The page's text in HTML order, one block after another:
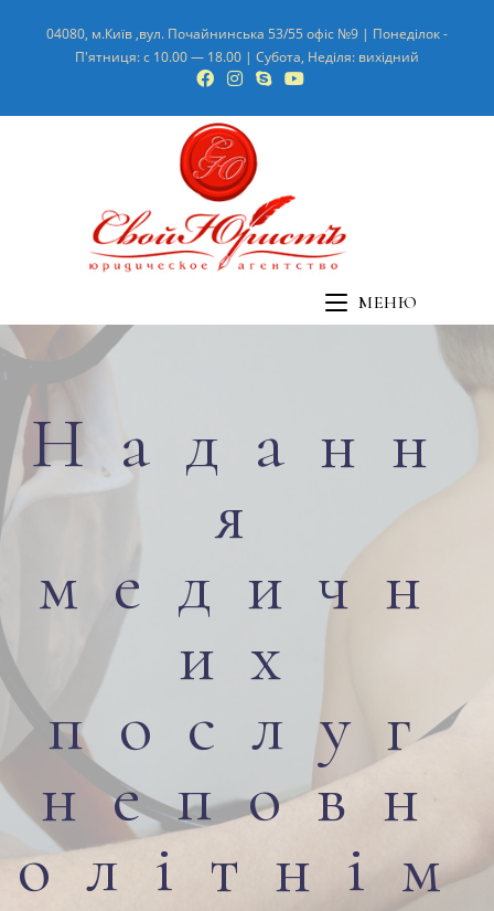
04080, м.Київ ,вул. Почайнинська 53/55 офіс №9 | Понеділок -
П'ятниця: с 10.00 — 18.00 | Субота, Неділя: вихідний
МЕНЮ
Наданн
я
медичн
их
послуг
неповн
олітнім